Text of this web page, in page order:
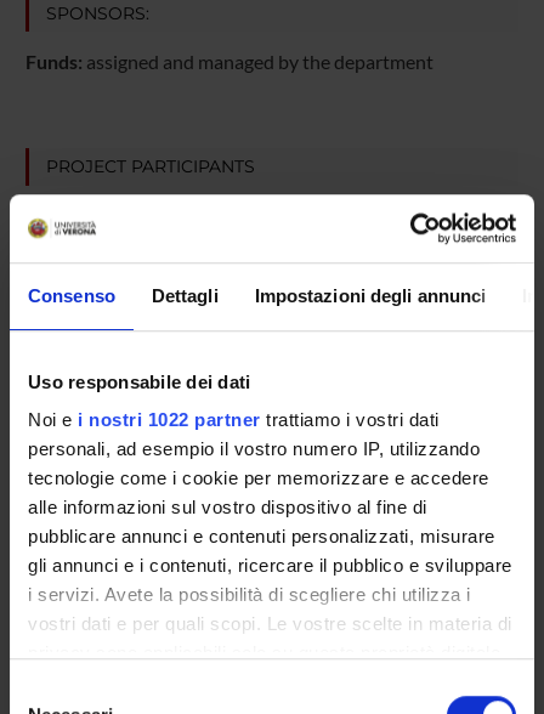
Consenso Dettagli Impostazioni degli annunci
Uso responsabile dei dati
Noi e i nostri 1022 partner trattiamo i vostri dati
personali, ad esempio il vostro numero IP, utilizzando
tecnologie come i cookie per memorizzare e accedere
alle informazioni sul vostro dispositivo al fine di
pubblicare annunci e contenuti personalizzati, misurare
gli annunci e i contenuti, ricercare il pubblico e sviluppare
i servizi. Avete la possibilità di scegliere chi utilizza i
vostri dati e per quali scopi. Le vostre scelte in materia di
SPONSORS:
Funds: assigned and managed by the department
PROJECT PARTICIPANTS
Alessandra Carcereri De Prati
Technical-administrative staff
Elisabetta Cavalieri
Anna Rosa Ciampa
Hisanori Suzuki
SECTIONS
Biological Chemistry Section
ACTIVITIES